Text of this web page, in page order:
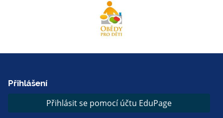
Přihlášení
Přihlásit se pomocí účtu EduPage